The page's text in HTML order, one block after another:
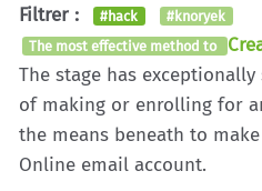
Filtrer : #hack
#knoryek
The most effective method to
The stage has
of making or enrolling for
the means beneath to
Online email account.